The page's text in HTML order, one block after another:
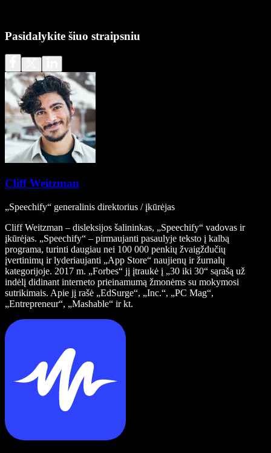
Pasidalykite šiuo straipsniu
Cliff Weitzman
„Speechify“ generalinis direktorius / įkūrėjas
Cliff Weitzman – disleksijos šalininkas, „Speechify“ vadovas ir
įkūrėjas. „Speechify“ – pirmaujanti pasaulyje teksto į kalbą
programa, turinti daugiau nei 100 000 penkių žvaigždučių
įvertinimų ir lyderiaujanti „App Store“ naujienų ir žurnalų
kategorijoje. 2017 m. „Forbes“ jį įtraukė į „30 iki 30“ sąrašą už
indėlį didinant interneto prieinamumą žmonėms su mokymosi
sutrikimais. Apie jį rašė „EdSurge“, „Inc.“, „PC Mag“,
„Entrepreneur“, „Mashable“ ir kt.